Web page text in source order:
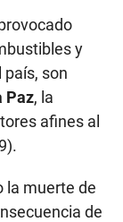
y
son
Paz, la
afines al
la muerte de
de